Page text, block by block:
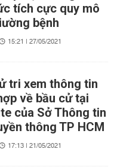
tích cực quy mô
bệnh
15:21 | 27/05/2021
tri xem thông tin
về bầu cử tại
của Sở Thông tin
thông TP HCM
17:13 | 21/05/2021